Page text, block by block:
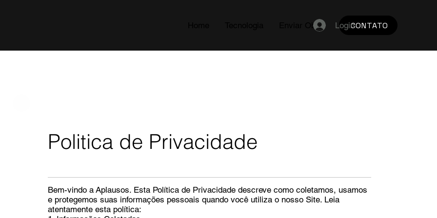
CONTATO
Enviar Obra Login
Bem-vindo a Aplausos. Esta Política de Privacidade descreve como coletamos, usamos
e protegemos suas informações pessoais quando você utiliza o nosso Site. Leia
atentamente esta política:
Politica de Privacidade